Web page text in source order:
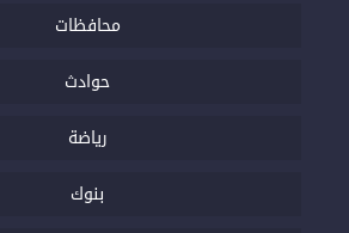
محافظات
حوادث
رياضة
بنوك